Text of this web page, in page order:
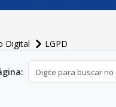
Digital
LGPD